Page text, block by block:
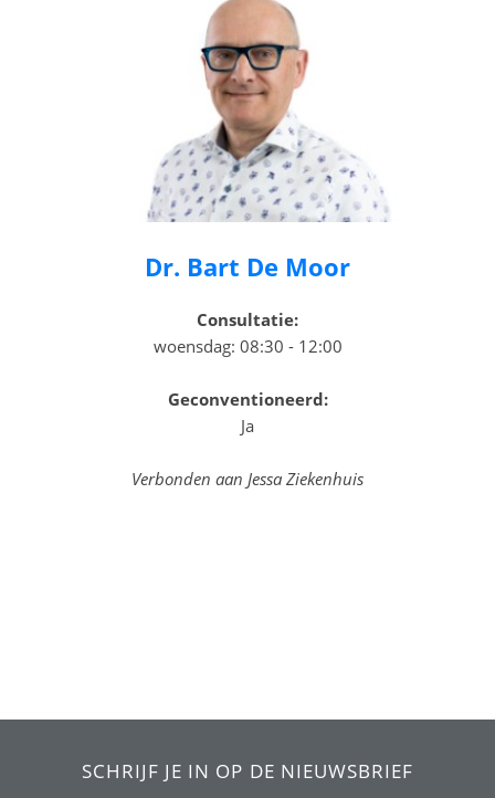
Dr. Bart De Moor
Consultatie:
woensdag: 08:30 - 12:00
Geconventioneerd:
Ja
Verbonden aan Jessa Ziekenhuis
SCHRIJF JE IN OP DE NIEUWSBRIEF